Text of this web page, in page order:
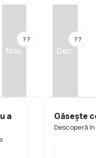
Nov.
??
Dec.
??
a
Găsește
Descoperă